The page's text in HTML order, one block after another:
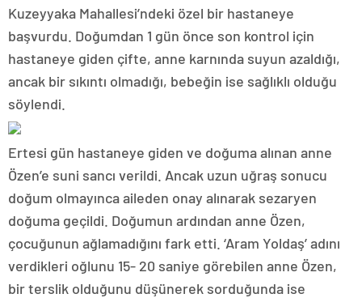
Kuzeyyaka Mahallesi’ndeki özel bir hastaneye
başvurdu. Doğumdan 1 gün önce son kontrol için
hastaneye giden çifte, anne karnında suyun azaldığı,
ancak bir sıkıntı olmadığı, bebeğin ise sağlıklı olduğu
söylendi.
Ertesi gün hastaneye giden ve doğuma alınan anne
Özen’e suni sancı verildi. Ancak uzun uğraş sonucu
doğum olmayınca aileden onay alınarak sezaryen
doğuma geçildi. Doğumun ardından anne Özen,
çocuğunun ağlamadığını fark etti. ‘Aram Yoldaş’ adını
verdikleri oğlunu 15- 20 saniye görebilen anne Özen,
bir terslik olduğunu düşünerek sorduğunda ise